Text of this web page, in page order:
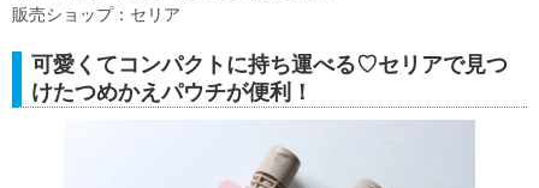
販売ショップ：セリア
可愛くてコンパクトに持ち運べる♡セリアで見つ
けたつめかえパウチが便利！